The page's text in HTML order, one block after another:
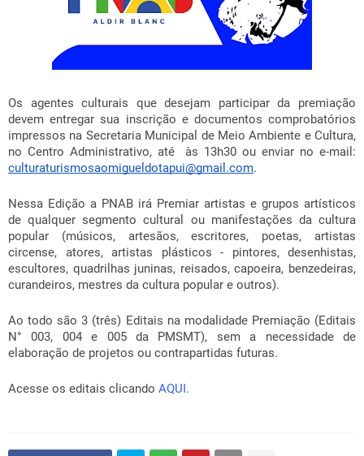
Os agentes culturais que desejam participar da premiação
devem entregar sua inscrição e documentos comprobatórios
impressos na Secretaria Municipal de Meio Ambiente e Cultura,
no Centro Administrativo, até às 13h30 ou enviar no e-mail:
culturaturismosaomigueldotapui@gmail.com.
Nessa Edição a PNAB irá Premiar artistas e grupos artísticos
de qualquer segmento cultural ou manifestações da cultura
popular (músicos, artesãos, escritores, poetas, artistas
circense, atores, artistas plásticos - pintores, desenhistas,
escultores, quadrilhas juninas, reisados, capoeira, benzedeiras,
curandeiros, mestres da cultura popular e outros).
Ao todo são 3 (três) Editais na modalidade Premiação (Editais
N° 003, 004 e 005 da PMSMT), sem a necessidade de
elaboração de projetos ou contrapartidas futuras.
Acesse os editais clicando AQUI.